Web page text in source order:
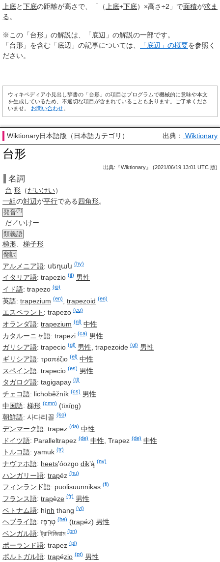
上底と下底の距離が高さで、「（ 上底+下底）×高さ÷2」で面積が求ま
る 。
※この「台形」の解説は、「底辺」の解説の一部です。
「台形」を含む「底辺」の記事については、
「底辺」の概要を参照く
ださい。
ウィキペディア小見出し辞書の「台形」の項目はプログラムで機械的に意味や本文
を生成しているため、不適切な項目が含まれていることもあります。ご了承くださ
いませ。 お問い合わせ
Wiktionary日本語版（日本語カテゴリ） 出典： Wiktionary
台形
出典:『Wiktionary』 (2021/06/19 13:01 UTC 版)
名詞
台 形 （だいけい）
一組の対辺が平行である四角形。
発音(?)
だ↗いけー
類義語
梯形 梯子形
翻訳
アルメニア語: սեղան (hy)
イタリア語: trapezio (it) 男性
イド語: trapezo (io)
英語: trapezium (en) trapezoid (en)
エスペラント : trapezo (eo)
オランダ語: trapezium (nl) 中性
カタルーニャ語: trapezi (ca) 男性
ガリシア語: trapecio (gl) 男性 trapezoide (gl) 男性
ギリシア語: τραπέζιο (el) 中性
スペイン語: trapecio (es) 男性
タガログ語: tagigapay (tl)
チェコ語: lichoběžník (cs) 男性
中国語: 梯形 (cmn) (tīxíng)
朝鮮語: 사다리꼴 (ko)
デンマーク語: trapez (da) 中性
ドイツ語: Paralleltrapez (de) 中性 Trapez (de) 中性
トルコ語: yamuk (tr)
ナヴァホ語: heetsʼóozgo dikʼą́ (nv)
ハンガリー語: trapéz (hu)
フィンランド語: puolisuunnikas (fi)
フランス語: trapèze (fr) 男性
ベトナム語: hình thang (vi)
ヘブライ語: טְרָפֶּז (he) (trapéz) 男性
ベンガル語:ট্রাপিজিয়াম (bn)
ポーランド語: trapez (pl)
ポルトガル語: trapézio (pt) 男性